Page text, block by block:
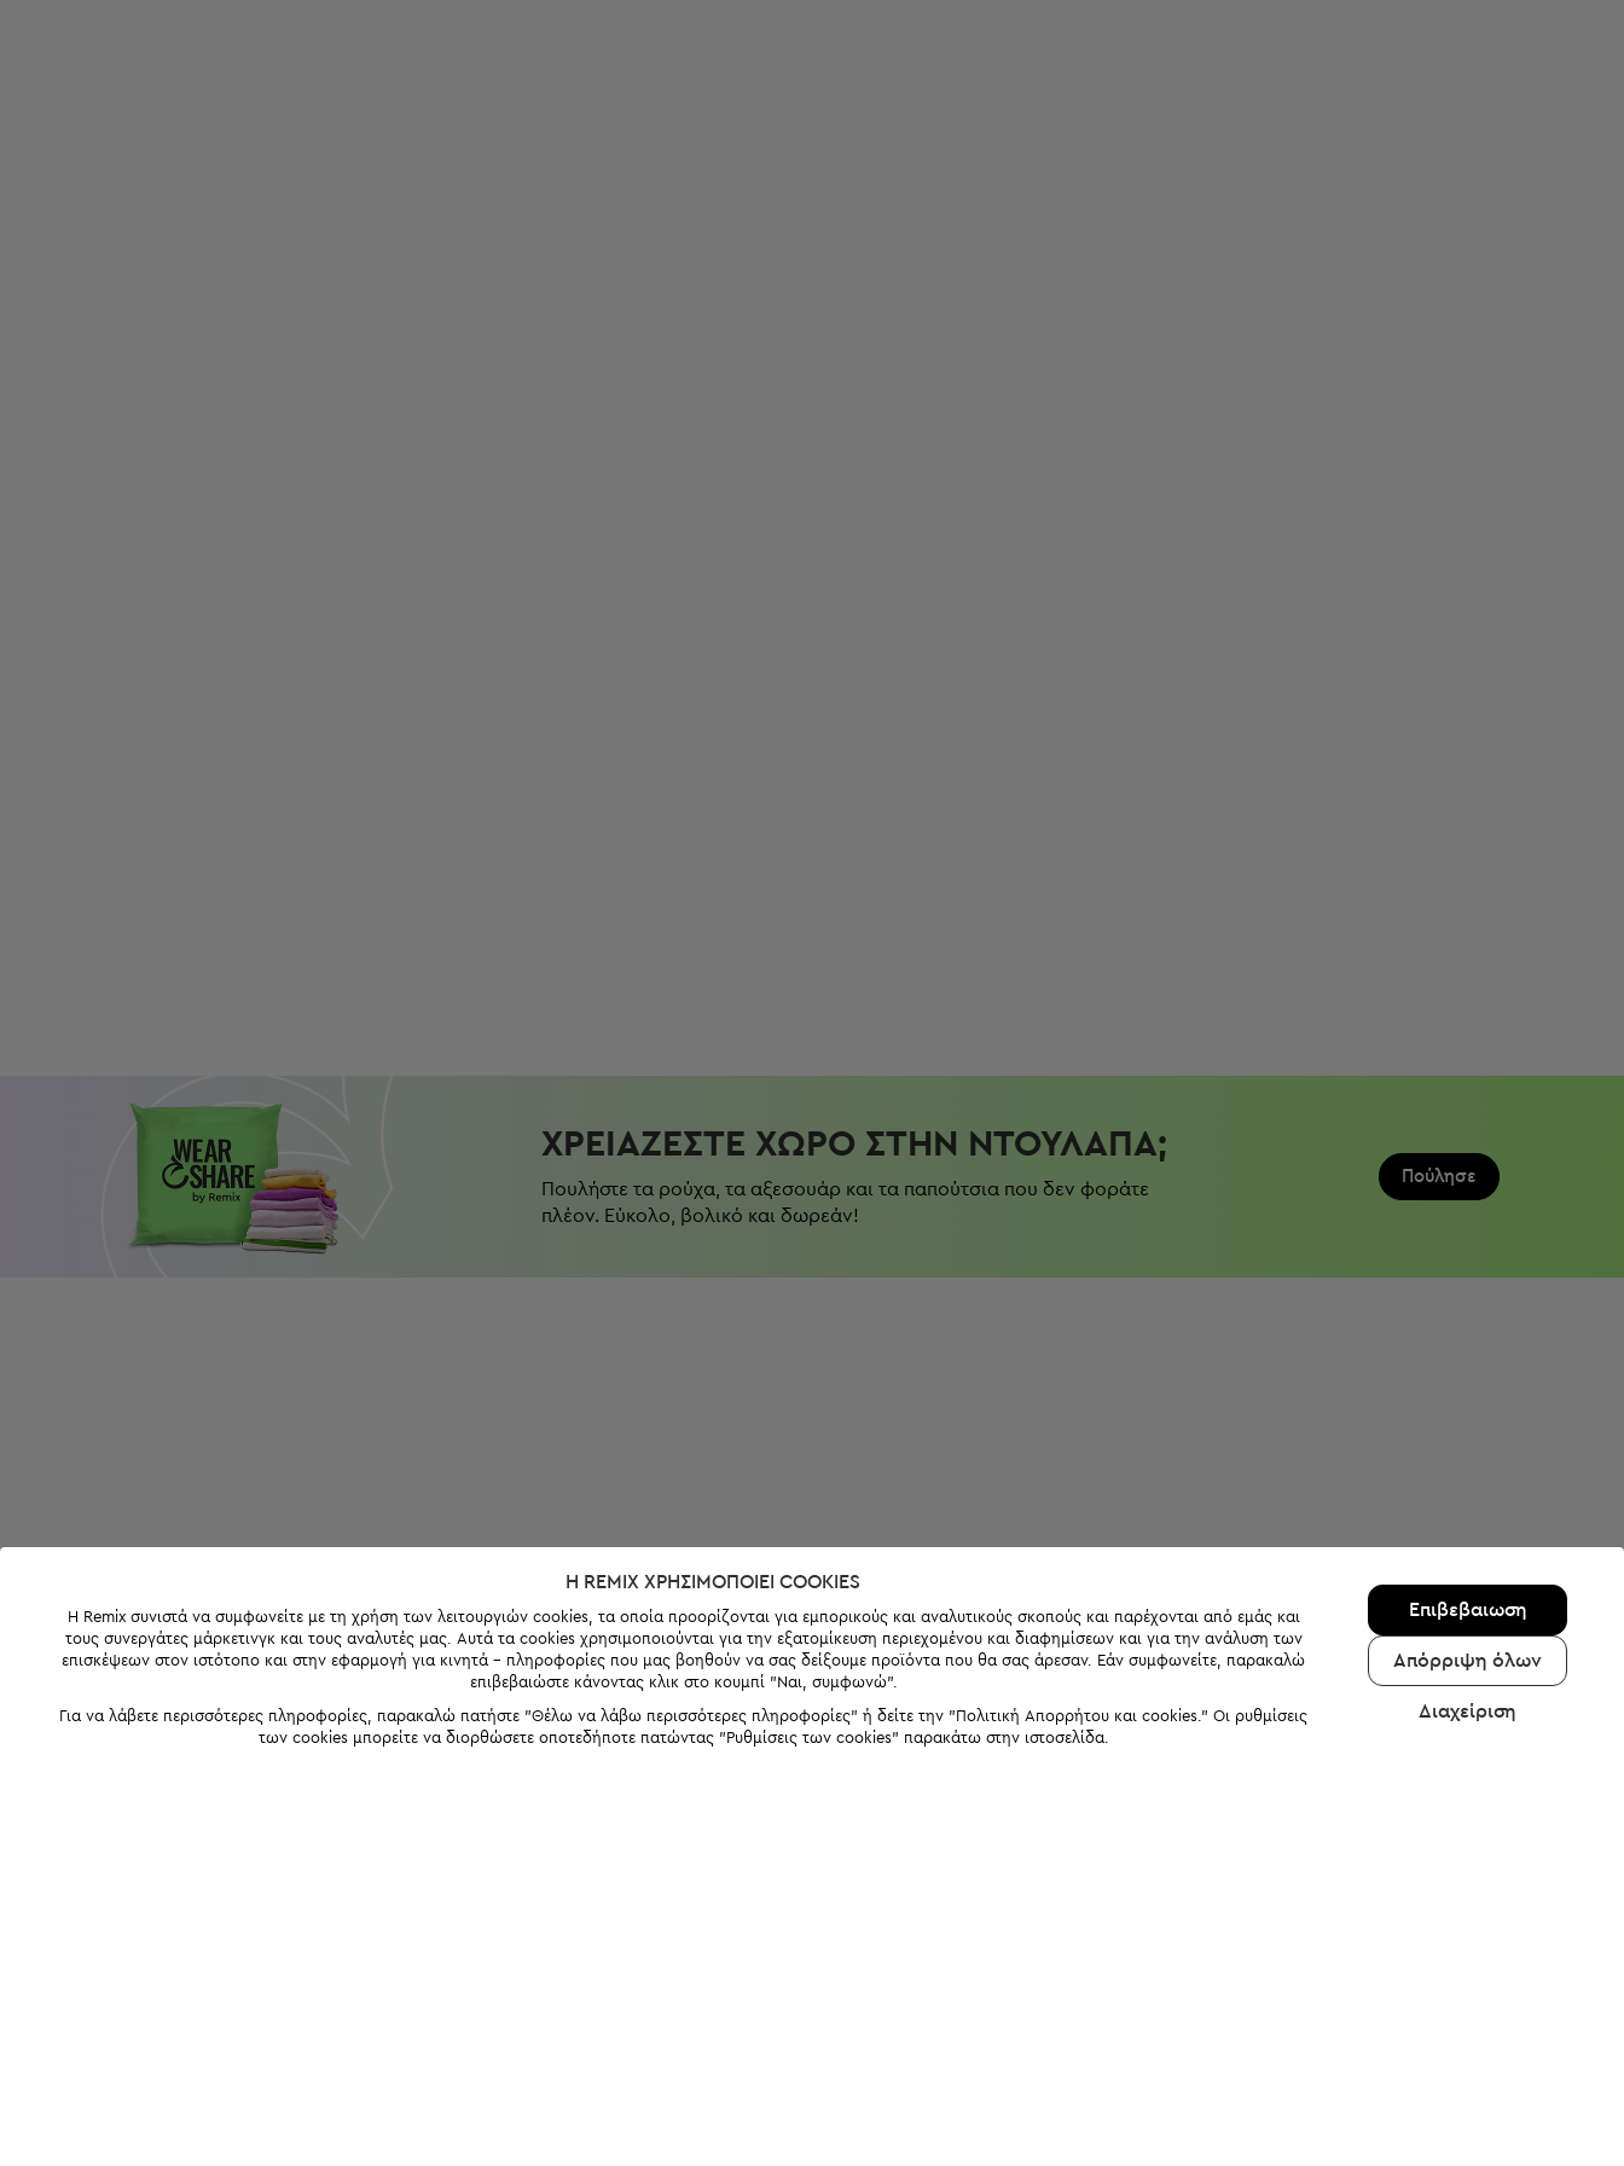
ΧΡΕΙΆΖΕΣΤΕ ΧΏΡΟ ΣΤΗΝ ΝΤΟΥΛΆΠΑ;
Πουλήστε τα ρούχα, τα αξεσουάρ και τα παπούτσια που δεν φοράτε
πλέον. Εύκολο, βολικό και δωρεάν!
Πούλησε
Η REMIX ΧΡΗΣΙΜΟΠΟΙΕΊ COOKIES
Η Remix συνιστά να συμφωνείτε με τη χρήση των λειτουργιών cookies, τα οποία προορίζονται για εμπορικούς και αναλυτικούς σκοπούς και παρέχονται από εμάς και
τους συνεργάτες μάρκετινγκ και τους αναλυτές μας. Αυτά τα cookies χρησιμοποιούνται για την εξατομίκευση περιεχομένου και διαφημίσεων και για την ανάλυση των
επισκέψεων στον ιστότοπο και στην εφαρμογή για κινητά - πληροφορίες που μας βοηθούν να σας δείξουμε προϊόντα που θα σας άρεσαν. Εάν συμφωνείτε, παρακαλώ
επιβεβαιώστε κάνοντας κλικ στο κουμπί "Ναι, συμφωνώ".
Για να λάβετε περισσότερες πληροφορίες, παρακαλώ πατήστε "Θέλω να λάβω περισσότερες πληροφορίες" ή δείτε την "Πολιτική Απορρήτου και cookies." Οι ρυθμίσεις
των cookies μπορείτε να διορθώσετε οποτεδήποτε πατώντας "Ρυθμίσεις των cookies" παρακάτω στην ιστοσελίδα.
Επιβεβαιωση
Απόρριψη όλων
Διαχείριση